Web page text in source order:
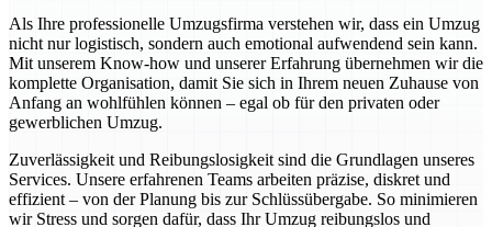
Als Ihre professionelle Umzugsfirma verstehen wir, dass ein Umzug
nicht nur logistisch, sondern auch emotional aufwendend sein kann.
Mit unserem Know-how und unserer Erfahrung übernehmen wir die
komplette Organisation, damit Sie sich in Ihrem neuen Zuhause von
Anfang an wohlfühlen können – egal ob für den privaten oder
gewerblichen Umzug.
Zuverlässigkeit und Reibungslosigkeit sind die Grundlagen unseres
Services. Unsere erfahrenen Teams arbeiten präzise, diskret und
effizient – von der Planung bis zur Schlüssübergabe. So minimieren
wir Stress und sorgen dafür, dass Ihr Umzug reibungslos und